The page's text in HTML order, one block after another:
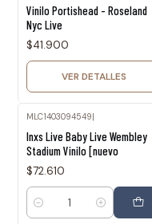
Vinilo Portishead - Roseland
Nyc Live
$41.900
VER DETALLES
MLC1403094549|
Inxs Live Baby Live Wembley
Stadium Vinilo [nuevo
$72.610
Cantidad